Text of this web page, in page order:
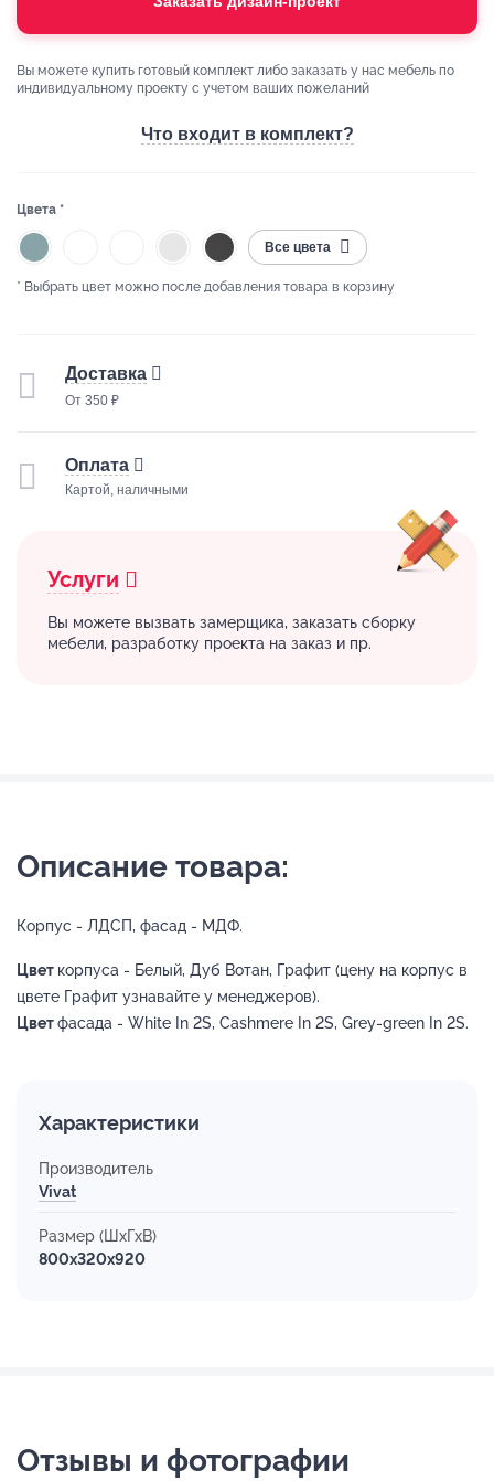
Вы можете купить готовый комплект либо заказать у нас мебель по
индивидуальному проекту с учетом ваших пожеланий
Что входит в комплект?
Цвета *
Все цвета
* Выбрать цвет можно после добавления товара в корзину
Доставка
От 350 ₽
Оплата
Картой, наличными
Услуги
Вы можете вызвать замерщика, заказать сборку
мебели, разработку проекта на заказ и пр.
Описание товара:
Корпус - ЛДСП, фасад - МДФ.
Цвет корпуса - Белый, Дуб Вотан, Графит (цену на корпус в
цвете Графит узнавайте у менеджеров).
Цветфасада - White In 2S, Cashmere In 2S, Grey-green In 2S.
Характеристики
Производитель
Vivat
Размер (ШхГхВ)
800x320x920
Отзывы и фотографии